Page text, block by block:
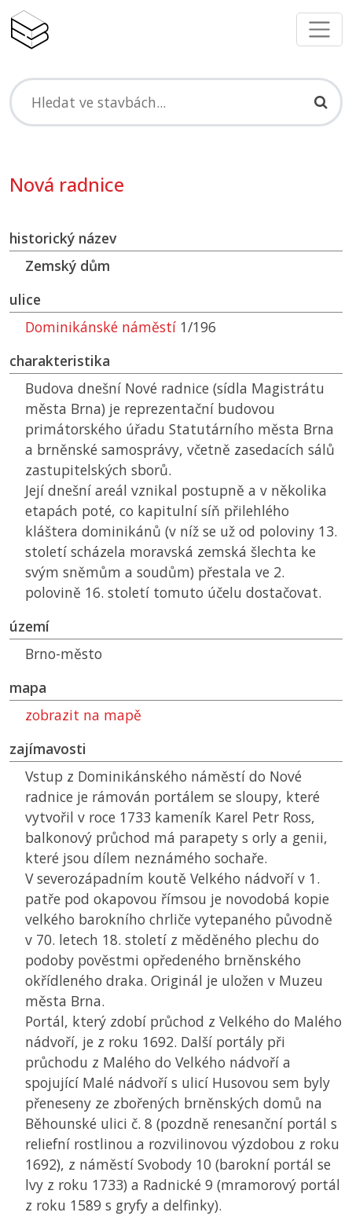
Nová radnice
historický název
Zemský dům
ulice
Dominikánské náměstí 1/196
charakteristika
Budova dnešní Nové radnice (sídla Magistrátu
města Brna) je reprezentační budovou
primátorského úřadu Statutárního města Brna
a brněnské samosprávy, včetně zasedacích sálů
zastupitelských sborů.
Její dnešní areál vznikal postupně a v několika
etapách poté, co kapitulní síň přilehlého
kláštera dominikánů (v níž se už od poloviny 13.
století scházela moravská zemská šlechta ke
svým sněmům a soudům) přestala ve 2.
polovině 16. století tomuto účelu dostačovat.
území
Brno-město
mapa
zobrazit na mapě
zajímavosti
Vstup z Dominikánského náměstí do Nové
radnice je rámován portálem se sloupy, které
vytvořil v roce 1733 kameník Karel Petr Ross,
balkonový průchod má parapety s orly a genii,
které jsou dílem neznámého sochaře.
V severozápadním koutě Velkého nádvoří v 1.
patře pod okapovou římsou je novodobá kopie
velkého barokního chrliče vytepaného původně
v 70. letech 18. století z měděného plechu do
podoby pověstmi opředeného brněnského
okřídleného draka. Originál je uložen v Muzeu
města Brna.
Portál, který zdobí průchod z Velkého do Malého
nádvoří, je z roku 1692. Další portály při
průchodu z Malého do Velkého nádvoří a
spojující Malé nádvoří s ulicí Husovou sem byly
přeneseny ze zbořených brněnských domů na
Běhounské ulici č. 8 (pozdně renesanční portál s
reliefní rostlinou a rozvilinovou výzdobou z roku
1692), z náměstí Svobody 10 (barokní portál se
lvy z roku 1733) a Radnické 9 (mramorový portál
z roku 1589 s gryfy a delfinky).